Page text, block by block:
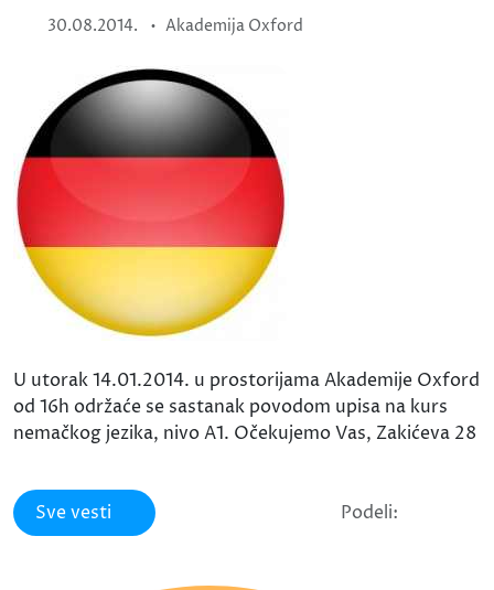
30.08.2014. • Akademija Oxford
U utorak 14.01.2014. u prostorijama Akademije Oxford
od 16h održaće se sastanak povodom upisa na kurs
nemačkog jezika, nivo A1. Očekujemo Vas, Zakićeva 28
Sve vesti Podeli: